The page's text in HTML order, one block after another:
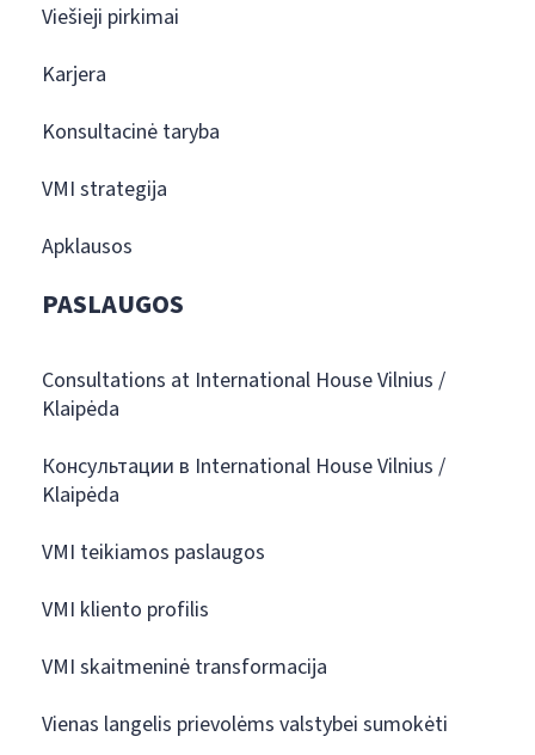
Viešieji pirkimai
Karjera
Konsultacinė taryba
VMI strategija
Apklausos
PASLAUGOS
Consultations at International House Vilnius /
Klaipėda
Консультации в International House Vilnius /
Klaipėda
VMI teikiamos paslaugos
VMI kliento profilis
VMI skaitmeninė transformacija
Vienas langelis prievolėms valstybei sumokėti